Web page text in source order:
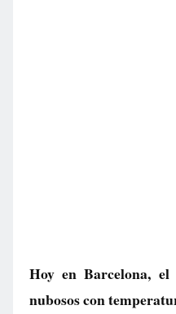
Hoy en Barcelona,
nubosos con